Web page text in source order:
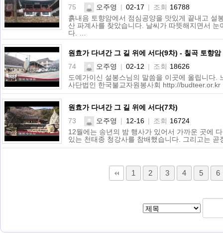
75
오주영 | 02-17 | 조회 16788
흙내음 토향암에서 점심공양을 맛있게 끝내고 설
산 파계사를 찾았습니다. 날씨가 따뜻해지면서
다. …
원효가 다녀간 그 길 위에 서다(9차) - 칠곡 토향
74
오주영 | 02-12 | 조회 18626
도예가이신 설봉스님의 말씀을 이곳에 올립니다.
사단법인 한국불교자원봉사회 http://
원효가 다녀간 그 길 위에 서다(7차)
73
오주영 | 12-16 | 조회 16724
12월에는 송년의 밤 행사가 있어서 가까운 곳에
있는 천태종 청강사를 참배했습니다. 그리고는
1 2 3 4 5 6